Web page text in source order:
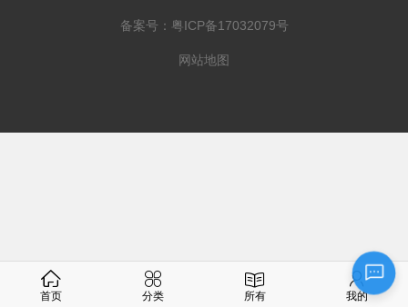
备案号： 粤ICP备17032079号
网站地图
首页 分类 所有 我的